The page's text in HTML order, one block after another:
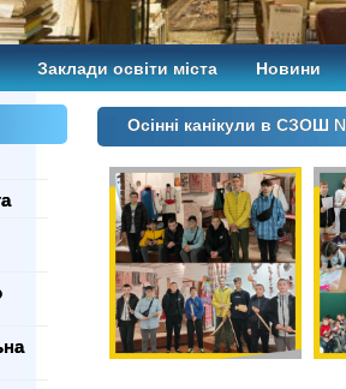
Заклади освіти міста Новини
Осінні канікули в СЗОШ